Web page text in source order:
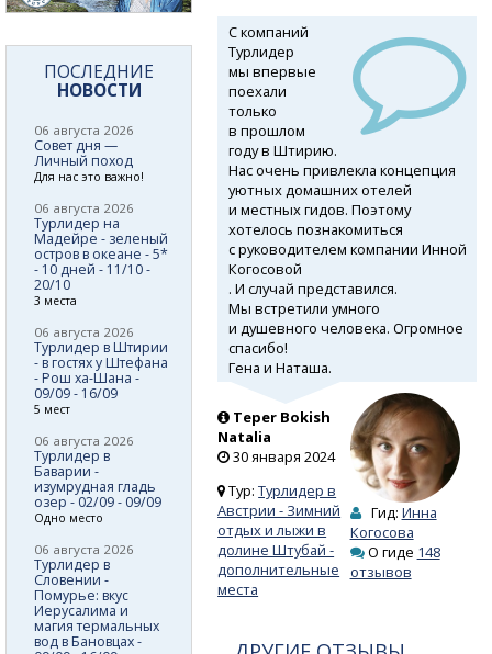
С компаний
Турлидер
мы впервые
поехали
только
в прошлом
году в Штирию.
Нас очень привлекла концепция
уютных домашних отелей
и местных гидов. Поэтому
хотелось познакомиться
с руководителем компании Инной
Когосовой
. И случай представился.
Мы встретили умного
и душевного человека. Огромное
спасибо!
Гена и Наташа.
Teper Bokish
Natalia
30 января 2024
Тур:Турлидер в
Австрии - Зимний
отдых и лыжи в
долине Штубай -
дополнительные
места
Гид: Инна
Когосова
О гиде 148
отзывов
ПОСЛЕДНИЕ
НОВОСТИ
06 августа 2026
Совет дня —
Личный поход
Для нас это важно!
06 августа 2026
Турлидер на
Мадейре - зеленый
остров в океане - 5*
- 10 дней - 11/10 -
20/10
3 места
06 августа 2026
Турлидер в Штирии
- в гостях у Штефана
- Рош ха-Шана -
09/09 - 16/09
5 мест
06 августа 2026
Турлидер в
Баварии -
изумрудная гладь
озер - 02/09 - 09/09
Одно место
06 августа 2026
Турлидер в
Словении -
Помурье: вкус
Иерусалима и
магия термальных
вод в Бановцах -